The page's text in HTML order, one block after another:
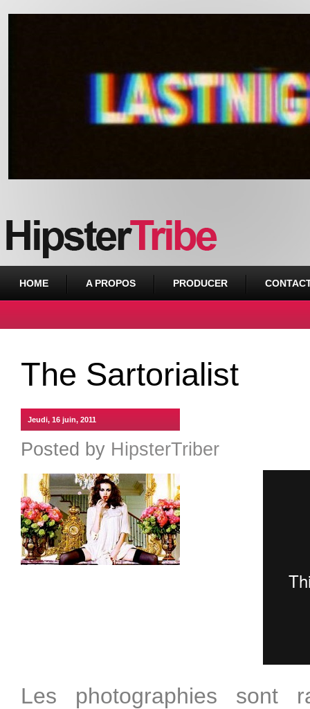
HOME A PROPOS PRODUCER
The Sartorialist
Jeudi, 16 juin, 2011
Posted by HipsterTriber
Les photographies sont